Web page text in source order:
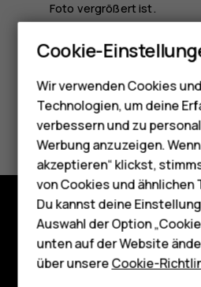
Smartphones
Feature
Telefone für
Zubehör
HMD Terra M
Für
Tablets
Shop
Foto vergrößert ist.
Did you find this helpful?
Ja Nein
Shop
Über
Cookie-
Wir verwenden Cookies
Technologien, um deine
verbessern und zu
Werbung anzuzeigen.
akzeptieren“ klickst,
von Cookies und ähnlichen
Du kannst deine
Auswahl der Option
unten auf der Website
über unsereCookie-